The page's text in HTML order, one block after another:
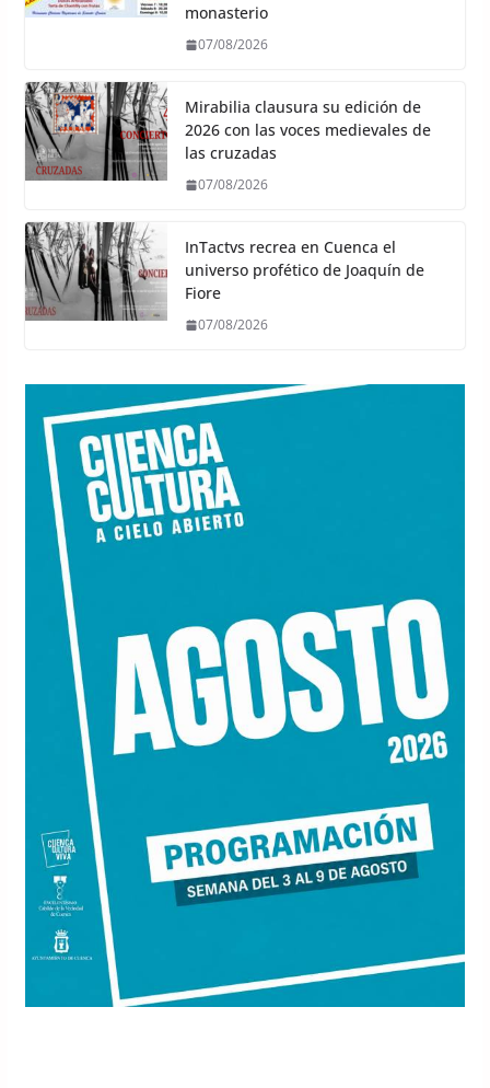
monasterio
07/08/2026
Mirabilia clausura su edición de
2026 con las voces medievales de
las cruzadas
07/08/2026
InTactvs recrea en Cuenca el
universo profético de Joaquín de
Fiore
07/08/2026